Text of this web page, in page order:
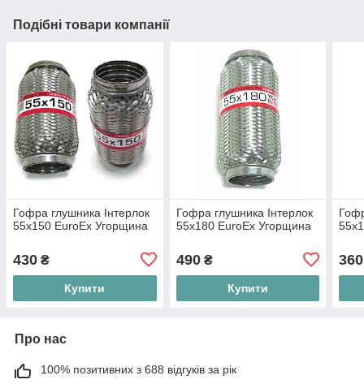
Подібні товари компанії
Гофра глушника Інтерлок
55x150 EuroEx Угорщина
430 ₴
Купити
Гофра глушника Інтерлок
55x180 EuroEx Угорщина
490₴
Купити
360
Про нас
100% позитивних з 688 відгуків за рік